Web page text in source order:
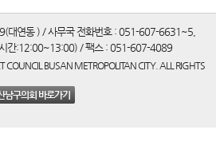
대연동 ) / 사무국 전화번호 : 051-607-6631~5,
간:12:00~13:00) / 팩스 : 051-607-4089
BUSAN METROPOLITAN CITY. ALL RIGHTS
남구의회 바로가기